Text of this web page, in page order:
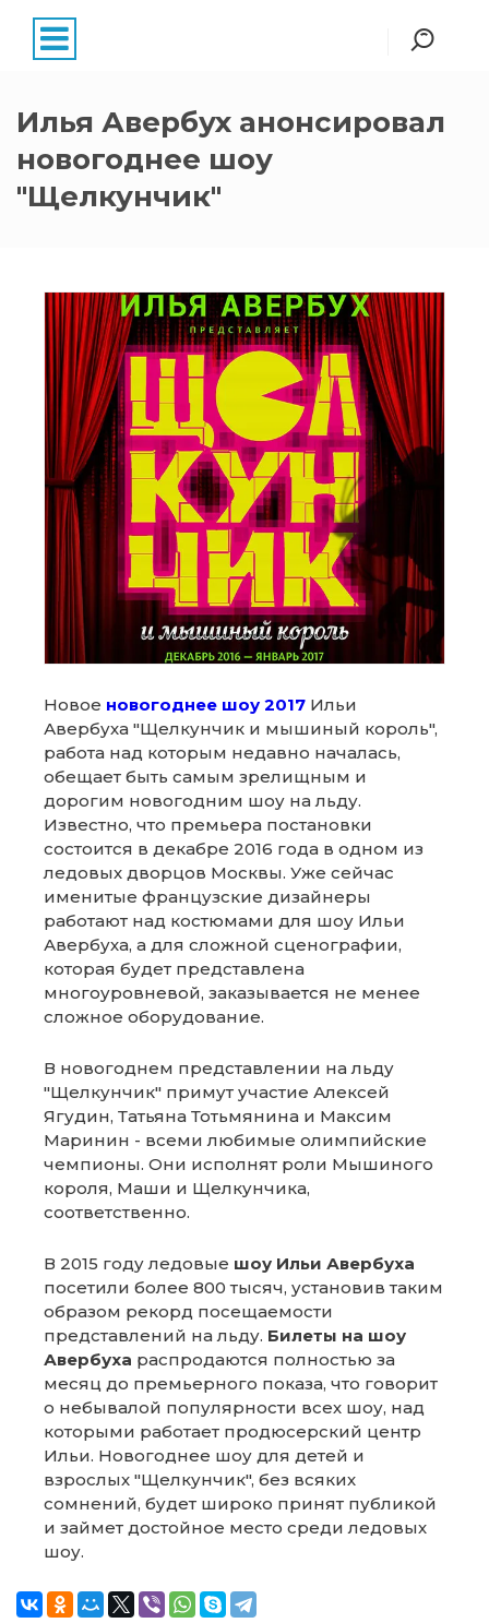
Илья Авербух анонсировал
новогоднее шоу
"Щелкунчик"
Новое новогоднее шоу 2017 Ильи
Авербуха "Щелкунчик и мышиный король",
работа над которым недавно началась,
обещает быть самым зрелищным и
дорогим новогодним шоу на льду.
Известно, что премьера постановки
состоится в декабре 2016 года в одном из
ледовых дворцов Москвы. Уже сейчас
именитые французские дизайнеры
работают над костюмами для шоу Ильи
Авербуха, а для сложной сценографии,
которая будет представлена
многоуровневой, заказывается не менее
сложное оборудование.
В новогоднем представлении на льду
"Щелкунчик" примут участие Алексей
Ягудин, Татьяна Тотьмянина и Максим
Маринин - всеми любимые олимпийские
чемпионы. Они исполнят роли Мышиного
короля, Маши и Щелкунчика,
соответственно.
В 2015 году ледовые шоу Ильи Авербуха
посетили более 800 тысяч, установив таким
образом рекорд посещаемости
представлений на льду. Билеты на шоу
Авербуха распродаются полностью за
месяц до премьерного показа, что говорит
о небывалой популярности всех шоу, над
которыми работает продюсерский центр
Ильи. Новогоднее шоу для детей и
взрослых "Щелкунчик", без всяких
сомнений, будет широко принят публикой
и займет достойное место среди ледовых
шоу.